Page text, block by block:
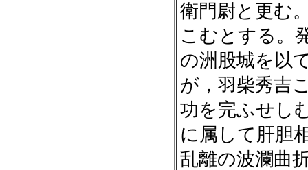
衛門尉と更む
こむとする。
の洲股城を以
が，羽柴秀吉
功を完ふせし
に属して肝胆
乱離の波瀾曲